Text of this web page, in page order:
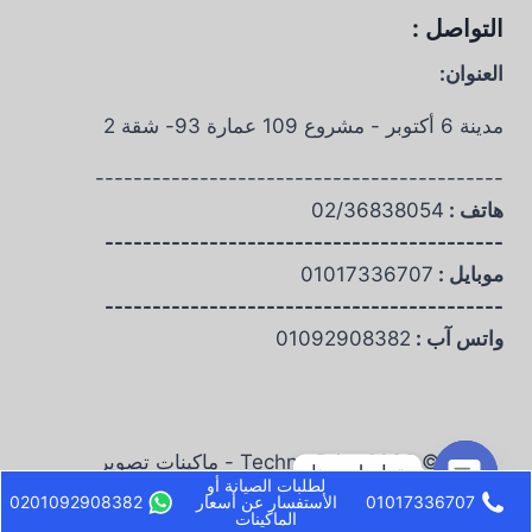
التواصل :
العنوان:
مدينة 6 أكتوبر - مشروع 109 عمارة 93- شقة 2
-------------------------------------------
هاتف : 02/36838054
------------------------------------------
موبايل : 01017336707
------------------------------------------
واتس آب : 01092908382
© 2026 Techno Print - ماكينات تصوير
01017336707
لطلبات الصيانة أو
الأستفسار عن أسعار
الماكينات
0201092908382
تواصل معنا